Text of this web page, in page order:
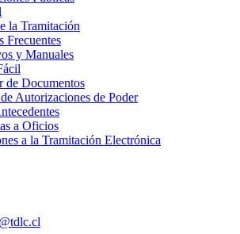
la Tramitación
Frecuentes
y Manuales
de Documentos
Autorizaciones de Poder
a Oficios
a la Tramitación Electrónica